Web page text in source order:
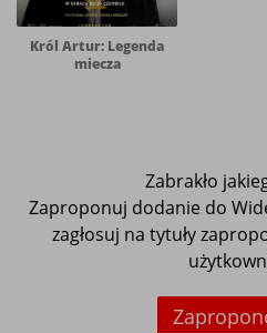
Król Artur: Legenda
miecza
Zabrakło
Zaproponuj dodanie do
zagłosuj na tytuły